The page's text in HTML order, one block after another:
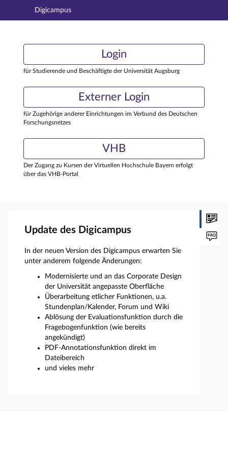
Hauptnavigation
Externer Login
Digicampus
Login
für Studierende und Beschäftigte der Universität Augsburg
Externer Login
für Zugehörige anderer Einrichtungen im Verbund des Deutschen
Forschungsnetzes
VHB
Der Zugang zu Kursen der Virtuellen Hochschule Bayern erfolgt
über das VHB-Portal
Update des Digicampus
In der neuen Version des Digicampus erwarten Sie
unter anderem folgende Änderungen:
Modernisierte und an das Corporate Design
der Universität angepasste Oberfläche
Überarbeitung etlicher Funktionen, u.a.
Stundenplan/Kalender, Forum und Wiki
Ablösung der Evaluationsfunktion durch die
Fragebogenfunktion (wie bereits
angekündigt)
PDF-Annotationsfunktion direkt im
Dateibereich
und vieles mehr